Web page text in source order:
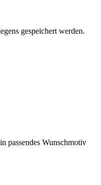
gespeichert werden.
passendes Wunschmotiv